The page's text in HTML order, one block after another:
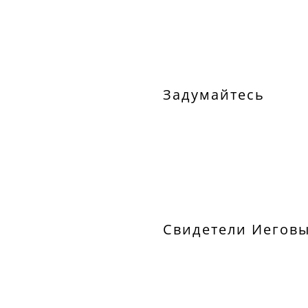
Задумайтесь
Свидетели